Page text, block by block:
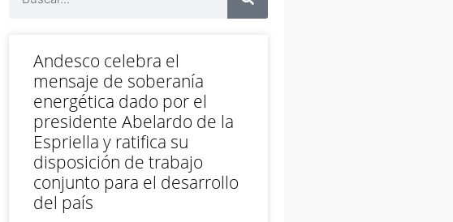
Andesco celebra el
mensaje de soberanía
energética dado por el
presidente Abelardo de la
Espriella y ratifica su
disposición de trabajo
conjunto para el desarrollo
del país